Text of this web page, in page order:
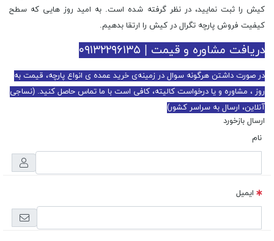
کیش را ثبت نمایید، در نظر گرفته شده است. به امید روز هایی که سطح
کیفیت فروش پارچه تگرال در کیش را ارتقا بدهیم.
دریافت مشاوره و قیمت | ۰۹۱۳۲۲۹۶۱۳۵
در صورت داشتن هرگونه سوال در زمینه‌ی خرید عمده ی انواع پارچه، قیمت به
روز ، مشاوره و یا درخواست کالیته، کافی است با ما تماس حاصل کنید. (نساجی
آنلاین، ارسال به سراسر کشور)
ارسال بازخورد
نام
ایمیل